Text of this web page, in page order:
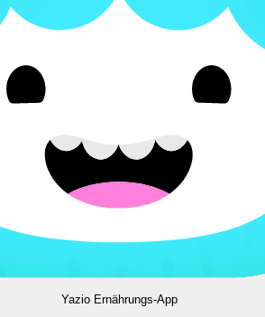
Yazio Ernährungs-App